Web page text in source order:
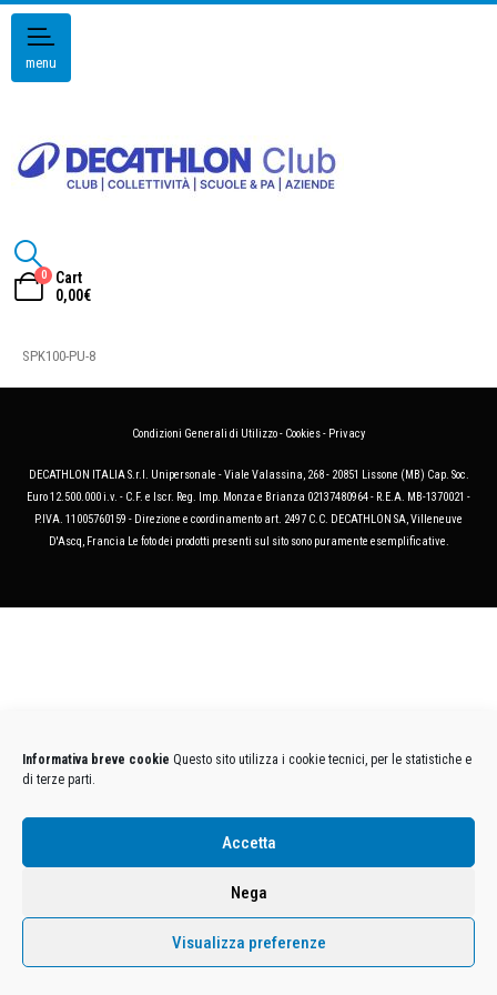
Informativa breve cookie Questo sito utilizza i cookie tecnici, per le statistiche e
di terze parti.
Accetta
Nega
Visualizza preferenze
menu
0
Cart
0,00€
SPK100-PU-8
Condizioni Generali di Utilizzo- Cookies- Privacy
DECATHLON ITALIA S.r.l. Unipersonale - Viale Valassina, 268 - 20851 Lissone (MB) Cap. Soc.
Euro 12.500.000 i.v. - C.F. e Iscr. Reg. Imp. Monza e Brianza 02137480964 - R.E.A. MB-1370021 -
P.IVA. 11005760159 - Direzione e coordinamento art. 2497 C.C. DECATHLON SA, Villeneuve
D'Ascq, Francia Le foto dei prodotti presenti sul sito sono puramente esemplificative.